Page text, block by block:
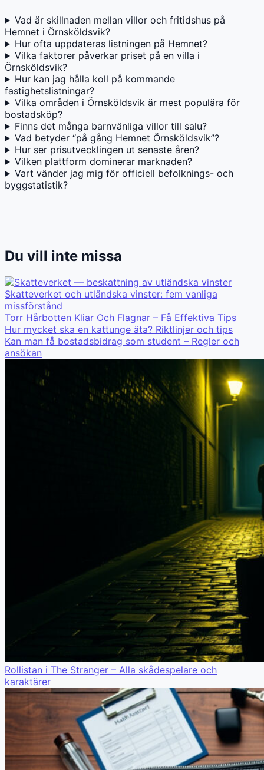
Vad är skillnaden mellan villor och fritidshus på
Hemnet i Örnsköldsvik?
Hur ofta uppdateras listningen på Hemnet?
Vilka faktorer påverkar priset på en villa i
Örnsköldsvik?
Hur kan jag hålla koll på kommande
fastighetslistningar?
Vilka områden i Örnsköldsvik är mest populära för
bostadsköp?
Finns det många barnvänliga villor till salu?
Vad betyder “på gång Hemnet Örnsköldsvik”?
Hur ser prisutvecklingen ut senaste åren?
Vilken plattform dominerar marknaden?
Vart vänder jag mig för officiell befolknings- och
byggstatistik?
Du vill inte missa
Skatteverket och utländska vinster: fem vanliga
missförstånd
Torr Hårbotten Kliar Och Flagnar – Få Effektiva Tips
Hur mycket ska en kattunge äta? Riktlinjer och tips
Kan man få bostadsbidrag som student – Regler och
ansökan
Rollistan i The Stranger – Alla skådespelare och
karaktärer